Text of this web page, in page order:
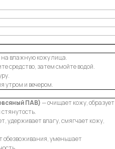
на влажную кожу лица.
средство, затем смойте водой.
утром и вечером.
ПАВ)— очищает кожу, образует
удерживает влагу, смягчает кожу,
обезвоживания, уменьшает